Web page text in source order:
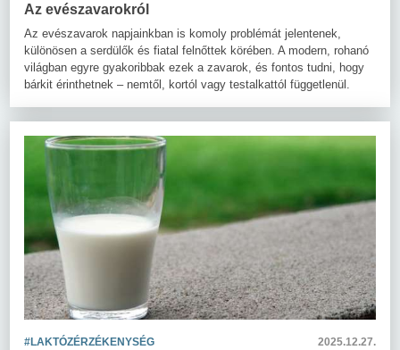
Az evészavarokról
Az evészavarok napjainkban is komoly problémát jelentenek,
különösen a serdülők és fiatal felnőttek körében. A modern, rohanó
világban egyre gyakoribbak ezek a zavarok, és fontos tudni, hogy
bárkit érinthetnek – nemtől, kortól vagy testalkattól függetlenül.
#LAKTÓZÉRZÉKENYSÉG 2025.12.27.